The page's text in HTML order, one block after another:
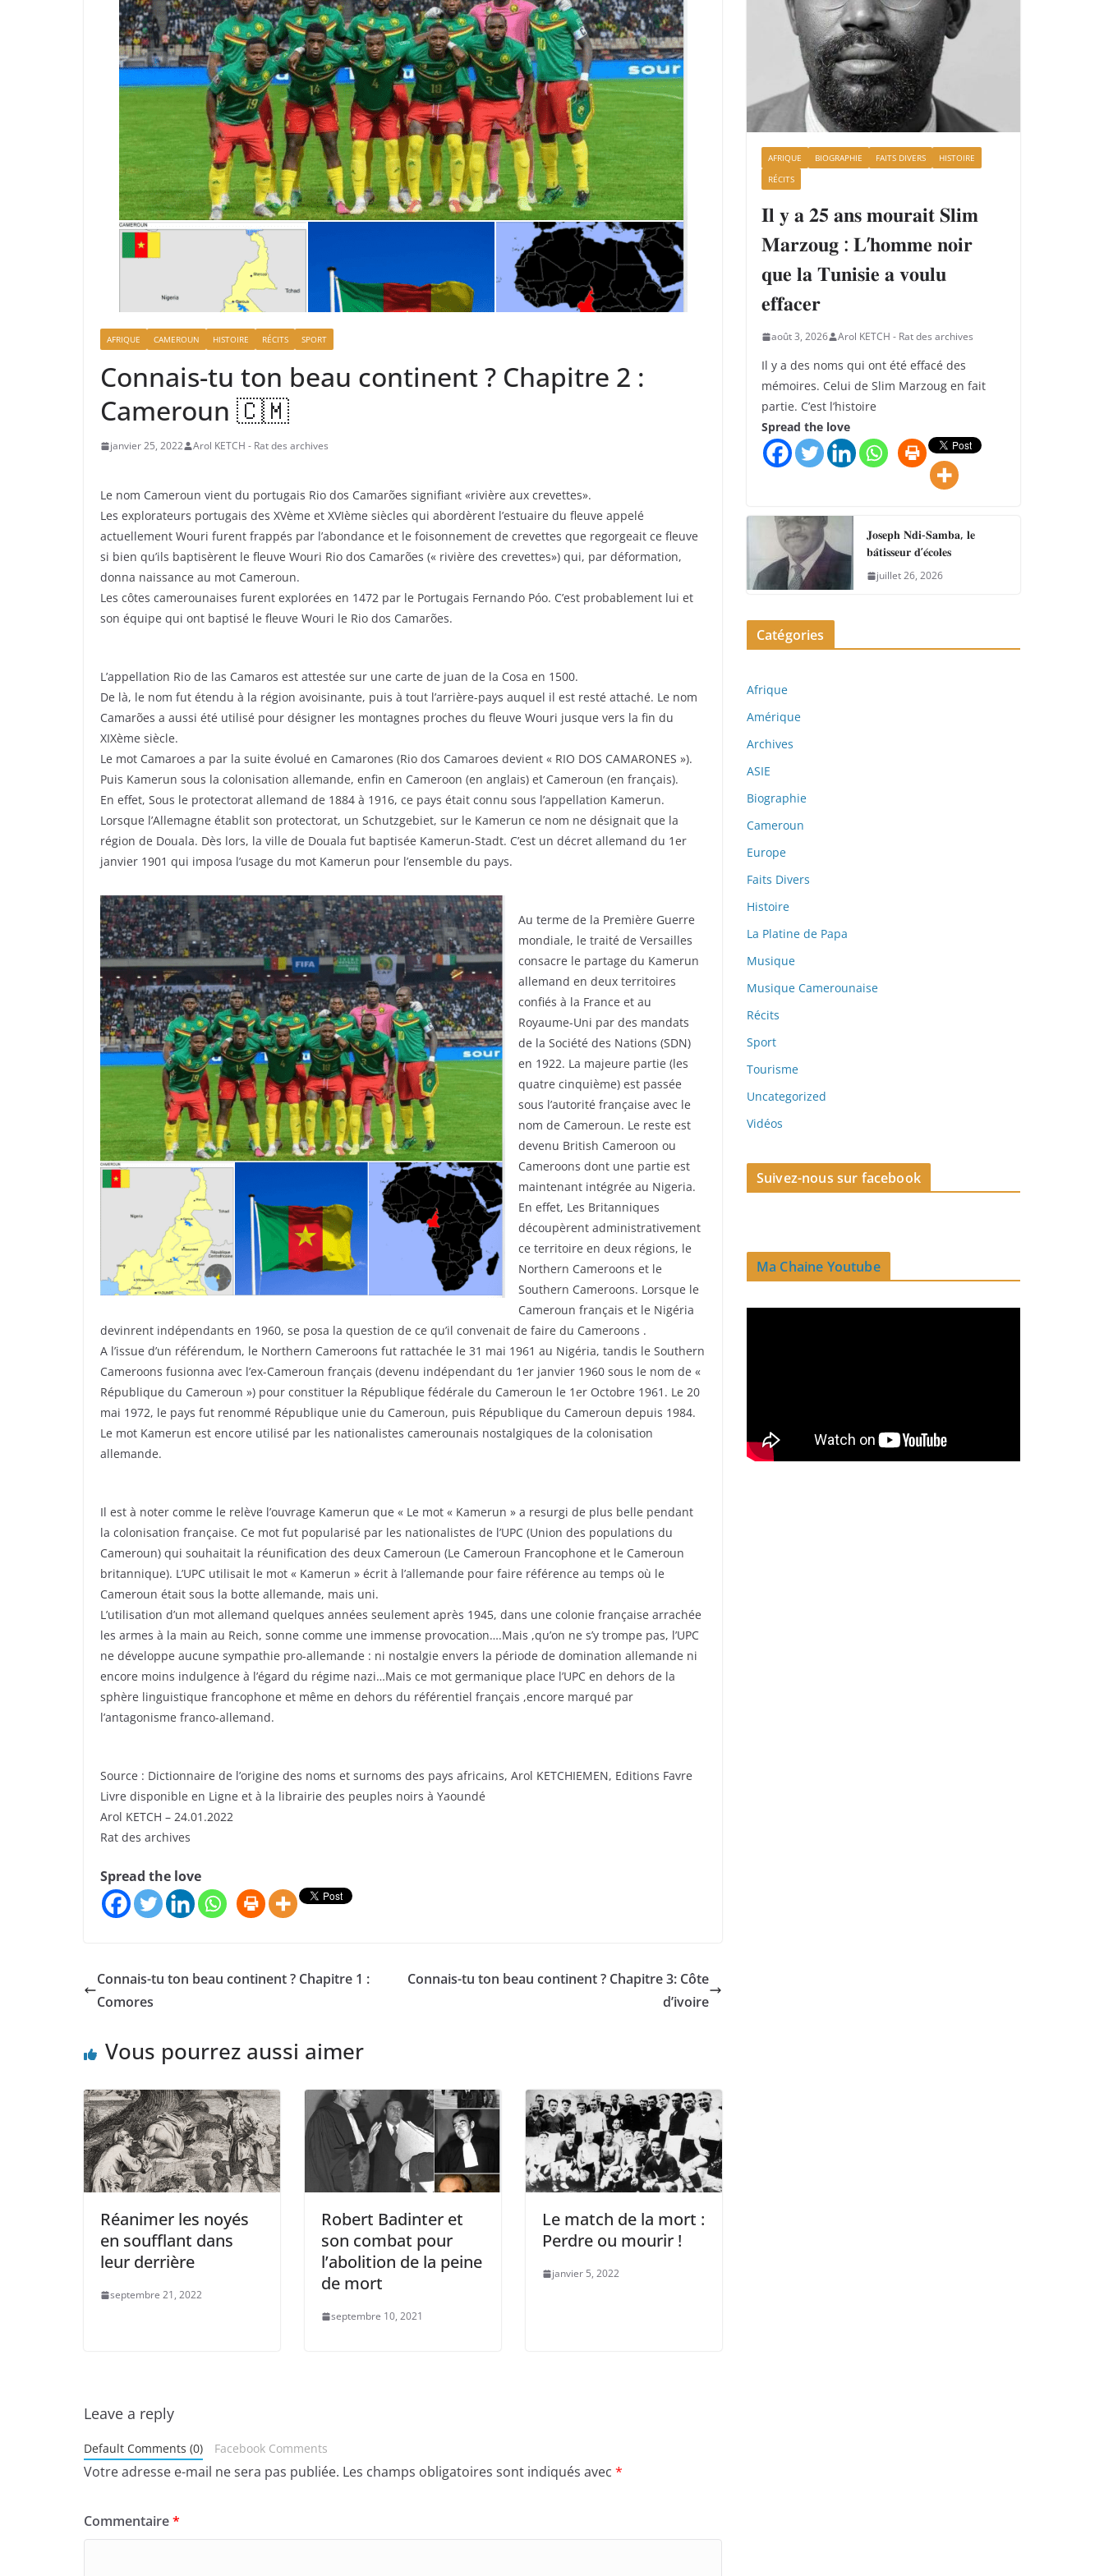
AFRIQUE CAMEROUN HISTOIRE RÉCITS SPORT
Connais-tu ton beau continent ? Chapitre 2 :
Cameroun 🇨🇲
janvier 25, 2022 Arol KETCH - Rat des archives
Le nom Cameroun vient du portugais Rio dos Camarões signifiant «rivière aux crevettes».
Les explorateurs portugais des XVème et XVIème siècles qui abordèrent l’estuaire du fleuve appelé
actuellement Wouri furent frappés par l’abondance et le foisonnement de crevettes que regorgeait ce fleuve
si bien qu’ils baptisèrent le fleuve Wouri Rio dos Camarões (« rivière des crevettes») qui, par déformation,
donna naissance au mot Cameroun.
Les côtes camerounaises furent explorées en 1472 par le Portugais Fernando Póo. C’est probablement lui et
son équipe qui ont baptisé le fleuve Wouri le Rio dos Camarões.
L’appellation Rio de las Camaros est attestée sur une carte de juan de la Cosa en 1500.
De là, le nom fut étendu à la région avoisinante, puis à tout l’arrière-pays auquel il est resté attaché. Le nom
Camarões a aussi été utilisé pour désigner les montagnes proches du fleuve Wouri jusque vers la fin du
XIXème siècle.
Le mot Camaroes a par la suite évolué en Camarones (Rio dos Camaroes devient « RIO DOS CAMARONES »).
Puis Kamerun sous la colonisation allemande, enfin en Cameroon (en anglais) et Cameroun (en français).
En effet, Sous le protectorat allemand de 1884 à 1916, ce pays était connu sous l’appellation Kamerun.
Lorsque l’Allemagne établit son protectorat, un Schutzgebiet, sur le Kamerun ce nom ne désignait que la
région de Douala. Dès lors, la ville de Douala fut baptisée Kamerun-Stadt. C’est un décret allemand du 1er
janvier 1901 qui imposa l’usage du mot Kamerun pour l’ensemble du pays.
Au terme de la Première Guerre
mondiale, le traité de Versailles
consacre le partage du Kamerun
allemand en deux territoires
confiés à la France et au
Royaume-Uni par des mandats
de la Société des Nations (SDN)
en 1922. La majeure partie (les
quatre cinquième) est passée
sous l’autorité française avec le
nom de Cameroun. Le reste est
devenu British Cameroon ou
Cameroons dont une partie est
maintenant intégrée au Nigeria.
En effet, Les Britanniques
découpèrent administrativement
ce territoire en deux régions, le
Northern Cameroons et le
Southern Cameroons. Lorsque le
Cameroun français et le Nigéria
devinrent indépendants en 1960, se posa la question de ce qu’il convenait de faire du Cameroons .
A l’issue d’un référendum, le Northern Cameroons fut rattachée le 31 mai 1961 au Nigéria, tandis le Southern
Cameroons fusionna avec l’ex-Cameroun français (devenu indépendant du 1er janvier 1960 sous le nom de «
République du Cameroun ») pour constituer la République fédérale du Cameroun le 1er Octobre 1961. Le 20
mai 1972, le pays fut renommé République unie du Cameroun, puis République du Cameroun depuis 1984.
Le mot Kamerun est encore utilisé par les nationalistes camerounais nostalgiques de la colonisation
allemande.
Il est à noter comme le relève l’ouvrage Kamerun que « Le mot « Kamerun » a resurgi de plus belle pendant
la colonisation française. Ce mot fut popularisé par les nationalistes de l’UPC (Union des populations du
Cameroun) qui souhaitait la réunification des deux Cameroun (Le Cameroun Francophone et le Cameroun
britannique). L’UPC utilisait le mot « Kamerun » écrit à l’allemande pour faire référence au temps où le
Cameroun était sous la botte allemande, mais uni.
L’utilisation d’un mot allemand quelques années seulement après 1945, dans une colonie française arrachée
les armes à la main au Reich, sonne comme une immense provocation….Mais ,qu’on ne s’y trompe pas, l’UPC
ne développe aucune sympathie pro-allemande : ni nostalgie envers la période de domination allemande ni
encore moins indulgence à l’égard du régime nazi…Mais ce mot germanique place l’UPC en dehors de la
sphère linguistique francophone et même en dehors du référentiel français ,encore marqué par
l’antagonisme franco-allemand.
Source : Dictionnaire de l’origine des noms et surnoms des pays africains, Arol KETCHIEMEN, Editions Favre
Livre disponible en Ligne et à la librairie des peuples noirs à Yaoundé
Arol KETCH – 24.01.2022
Rat des archives
Spread the love
Connais-tu ton beau continent ? Chapitre 1 :
Comores
Connais-tu ton beau continent ? Chapitre 3: Côte
d’ivoire
Vous pourrez aussi aimer
Réanimer les noyés
en soufflant dans
leur derrière
septembre 21, 2022
Robert Badinter et
son combat pour
l’abolition de la peine
de mort
septembre 10, 2021
Le match de la mort :
Perdre ou mourir !
janvier 5, 2022
Leave a reply
Default Comments (0) Facebook Comments
Votre adresse e-mail ne sera pas publiée. Les champs obligatoires sont indiqués avec *
Commentaire*
AFRIQUE BIOGRAPHIE FAITS DIVERS
HISTOIRE
RÉCITS
𝐈𝐥 𝐲 𝐚 𝟐𝟓 𝐚𝐧𝐬 𝐦𝐨𝐮𝐫𝐚𝐢𝐭 𝐒𝐥𝐢𝐦
𝐌𝐚𝐫𝐳𝐨𝐮𝐠 : 𝐋’𝐡𝐨𝐦𝐦𝐞 𝐧𝐨𝐢𝐫
𝐪𝐮𝐞 𝐥𝐚 𝐓𝐮𝐧𝐢𝐬𝐢𝐞 𝐚 𝐯𝐨𝐮𝐥𝐮
𝐞𝐟𝐟𝐚𝐜𝐞𝐫
août 3, 2026 Arol KETCH - Rat des archives
Il y a des noms qui ont été effacé des
mémoires. Celui de Slim Marzoug en fait
partie. C’est l’histoire
Spread the love
𝐉𝐨𝐬𝐞𝐩𝐡 𝐍𝐝𝐢-𝐒𝐚𝐦𝐛𝐚, 𝐥𝐞
𝐛𝐚̂𝐭𝐢𝐬𝐬𝐞𝐮𝐫 𝐝’𝐞́𝐜𝐨𝐥𝐞𝐬
juillet 26, 2026
Catégories
Afrique
Amérique
Archives
ASIE
Biographie
Cameroun
Europe
Faits Divers
Histoire
La Platine de Papa
Musique
Musique Camerounaise
Récits
Sport
Tourisme
Uncategorized
Vidéos
Suivez-nous sur facebook
Ma Chaine Youtube